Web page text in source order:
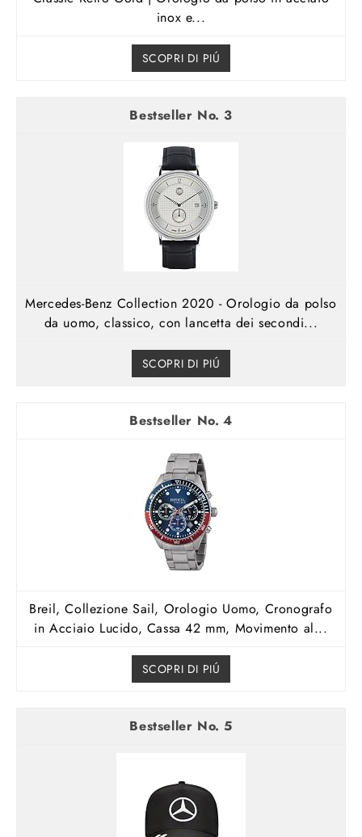
inox e...
SCOPRI DI PIÚ
3
Mercedes-Benz Collection 2020 - Orologio da polso
da uomo, classico, con lancetta dei secondi...
SCOPRI DI PIÚ
4
Breil, Collezione Sail, Orologio Uomo, Cronografo
in Acciaio Lucido, Cassa 42 mm, Movimento al...
SCOPRI DI PIÚ
5